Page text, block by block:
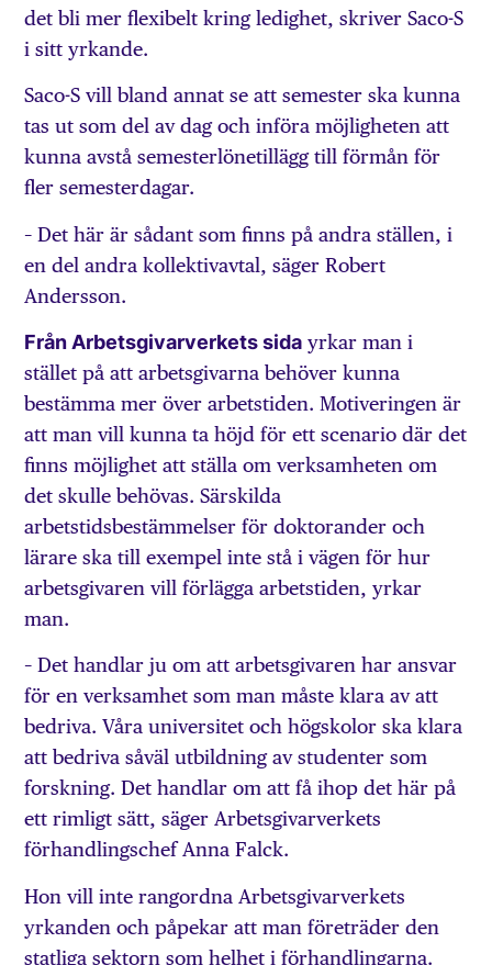
det bli mer flexibelt kring ledighet, skriver Saco-S
i sitt yrkande.
Saco-S vill bland annat se att semester ska kunna
tas ut som del av dag och införa möjligheten att
kunna avstå semesterlönetillägg till förmån för
fler semesterdagar.
– Det här är sådant som finns på andra ställen, i
en del andra kollektivavtal, säger Robert
Andersson.
Från Arbetsgivarverkets sida yrkar man i
stället på att arbetsgivarna behöver kunna
bestämma mer över arbetstiden. Motiveringen är
att man vill kunna ta höjd för ett scenario där det
finns möjlighet att ställa om verksamheten om
det skulle behövas. Särskilda
arbetstidsbestämmelser för doktorander och
lärare ska till exempel inte stå i vägen för hur
arbetsgivaren vill förlägga arbetstiden, yrkar
man.
– Det handlar ju om att arbetsgivaren har ansvar
för en verksamhet som man måste klara av att
bedriva. Våra universitet och högskolor ska klara
att bedriva såväl utbildning av studenter som
forskning. Det handlar om att få ihop det här på
ett rimligt sätt, säger Arbetsgivarverkets
förhandlingschef Anna Falck.
Hon vill inte rangordna Arbetsgivarverkets
yrkanden och påpekar att man företräder den
statliga sektorn som helhet i förhandlingarna.